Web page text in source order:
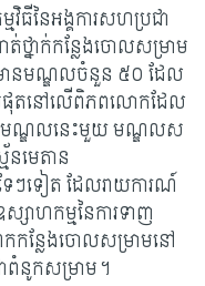
នៃអង្គការ​សហប្រជា
នាក់កន្លែងចោលសម្រាម
ាន​​មណ្ឌល​​ចំនួន ៥០ ដែល​
បំផុត​នៅលើ​ពិភពលោក​​ដែល​
មណ្ឌលនេះមួយ មណ្ឌលស
មេតាន
ៗ​ទៀត ដែល​រាយការណ៍
សាហកម្ម​នៃការ​ទាញ​
កន្លែងចោលសម្រាមនៅ
ពំនូកសម្រាម។